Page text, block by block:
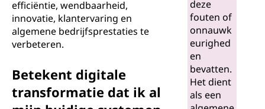
m
efficiëntie, wendbaarheid,
innovatie, klantervaring en
algemene bedrijfsprestaties te
verbeteren.
Betekent digitale
transformatie dat ik al
deze
fouten of
onnauwk
eurighed
en
bevatten.
Het dient
als een